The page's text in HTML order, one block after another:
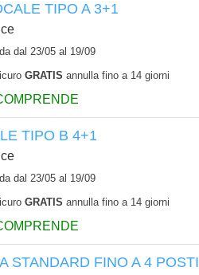
TIPO A 3+1
dal 23/05al 19/09
GRATIS annulla fino a 14 giorni
TIPO B 4+1
dal 23/05al 19/09
GRATIS annulla fino a 14 giorni
STANDARD FINO A 4 POSTI